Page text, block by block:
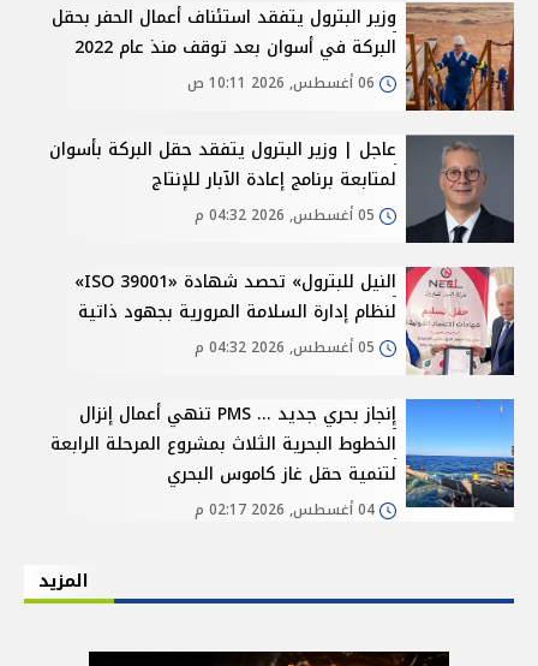
وزير البترول يتفقد استئناف أعمال الحفر بحقل
البركة في أسوان بعد توقف منذ عام 2022
عاجل | وزير البترول يتفقد حقل البركة بأسوان
لمتابعة برنامج إعادة الآبار للإنتاج
النيل للبترول» تحصد شهادة «ISO 39001»
لنظام إدارة السلامة المرورية بجهود ذاتية
إنجاز بحري جديد ... PMS تنهي أعمال إنزال
الخطوط البحرية الثلاث بمشروع المرحلة الرابعة
لتنمية حقل غاز كاموس البحري
المزيد